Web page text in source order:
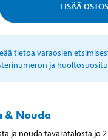
LISÄÄ
tietoa varaosien
ja
& Nouda
ja nouda tavaratalosta jo